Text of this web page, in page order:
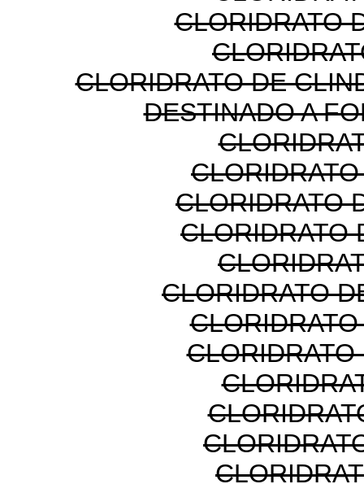
CLORIDRATO
CLORIDRATO DE
DESTINADO A
CLORIDRATO
CLORIDRATO
CLORIDRATO